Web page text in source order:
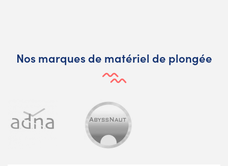
Nos marques de matériel de plongée